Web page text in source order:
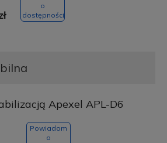
o
dostępności
Apexel APL-D6
Powiadom
o